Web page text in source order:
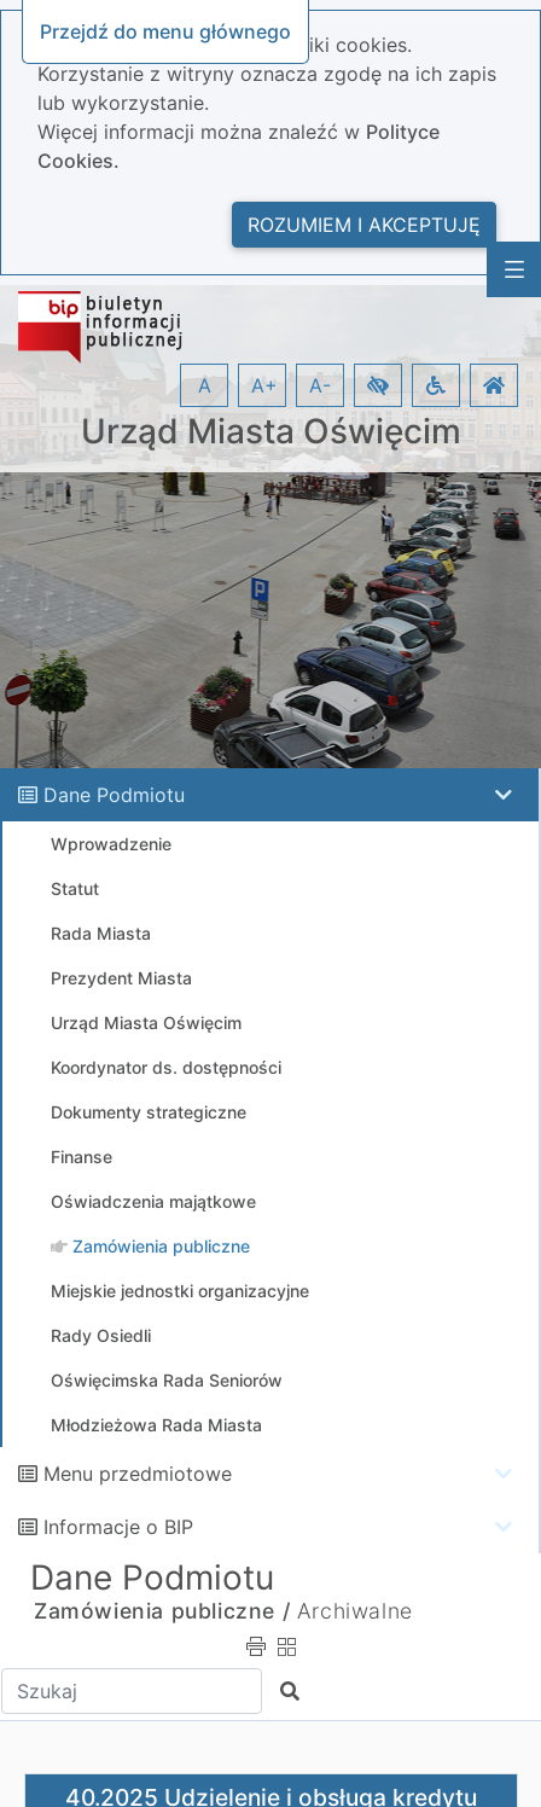
Przejdź do menu głównego
Nasza strona wykorzystuje pliki cookies.
Korzystanie z witryny oznacza zgodę na ich zapis
lub wykorzystanie.
Więcej informacji można znaleźć w Polityce
Cookies.
ROZUMIEM I AKCEPTUJĘ
Urząd Miasta Oświęcim
A A+ A-
Dane Podmiotu
Wprowadzenie
Statut
Rada Miasta
Prezydent Miasta
Urząd Miasta Oświęcim
Koordynator ds. dostępności
Dokumenty strategiczne
Finanse
Oświadczenia majątkowe
Zamówienia publiczne
Miejskie jednostki organizacyjne
Rady Osiedli
Oświęcimska Rada Seniorów
Młodzieżowa Rada Miasta
Menu przedmiotowe
Informacje o BIP
Dane Podmiotu
Zamówienia publiczne / Archiwalne
Wpisz tekst do wyszukania Szukaj
40.2025 Udzielenie i obsługa kredytu
40.2025 Udzielenie i obsługa kredytu